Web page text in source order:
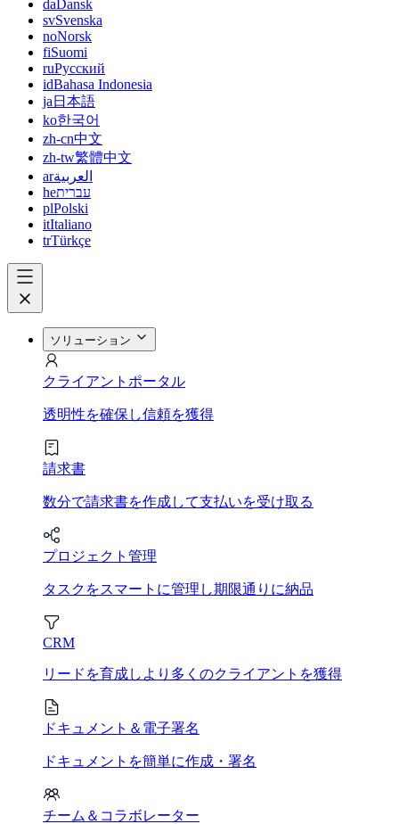
da Dansk
svSvenska
noNorsk
fiSuomi
ruРусский
idBahasa Indonesia
ja 日本語
ko한국어
zh-cn中文
zh-tw繁體中文
arالعربية
heעברית
plPolski
itItaliano
trTürkçe
ソリューション
クライアントポータル
透明性を確保し信頼を獲得
請求書
数分で請求書を作成して支払いを受け取る
プロジェクト管理
タスクをスマートに管理し期限通りに納品
CRM
リードを育成しより多くのクライアントを獲得
ドキュメント＆電子署名
ドキュメントを簡単に作成・署名
チーム＆コラボレーター